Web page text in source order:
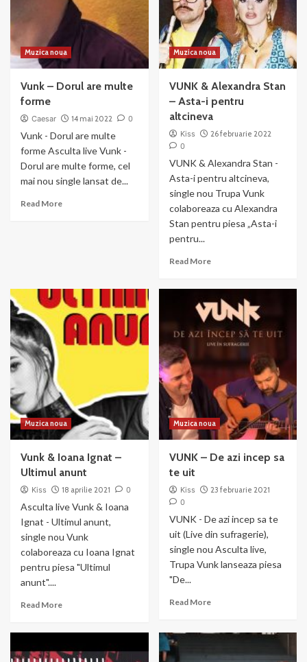
Muzica noua
Vunk – Dorul are multe
forme
Caesar 14 mai 2022 0
Vunk - Dorul are multe
forme Asculta live Vunk -
Dorul are multe forme, cel
mai nou single lansat de...
Read MoreRead
forme
Muzica noua
VUNK & Alexandra Stan
– Asta-i pentru
altcineva
Kiss
26 februarie 2022
0
VUNK & Alexandra Stan -
Asta-i pentru altcineva,
single nou Trupa Vunk
colaboreaza cu Alexandra
Stan pentru piesa „Asta-i
pentru...
Read MoreRead
VUNK
&
Alexandra
Stan
pentru
altcineva
Muzica noua
Vunk & Ioana Ignat –
Ultimul anunt
Kiss 18 aprilie 2021 0
Asculta live Vunk & Ioana
Ignat - Ultimul anunt,
single nou Vunk
colaboreaza cu Ioana Ignat
pentru piesa "Ultimul
anunt"....
Read MoreRead
&
Muzica noua
VUNK – De azi incep sa
te uit
Kiss
23 februarie 2021
0
VUNK - De azi incep sa te
uit (Live din sufragerie),
single nou Asculta live,
Trupa Vunk lanseaza piesa
"De...
Read MoreRead